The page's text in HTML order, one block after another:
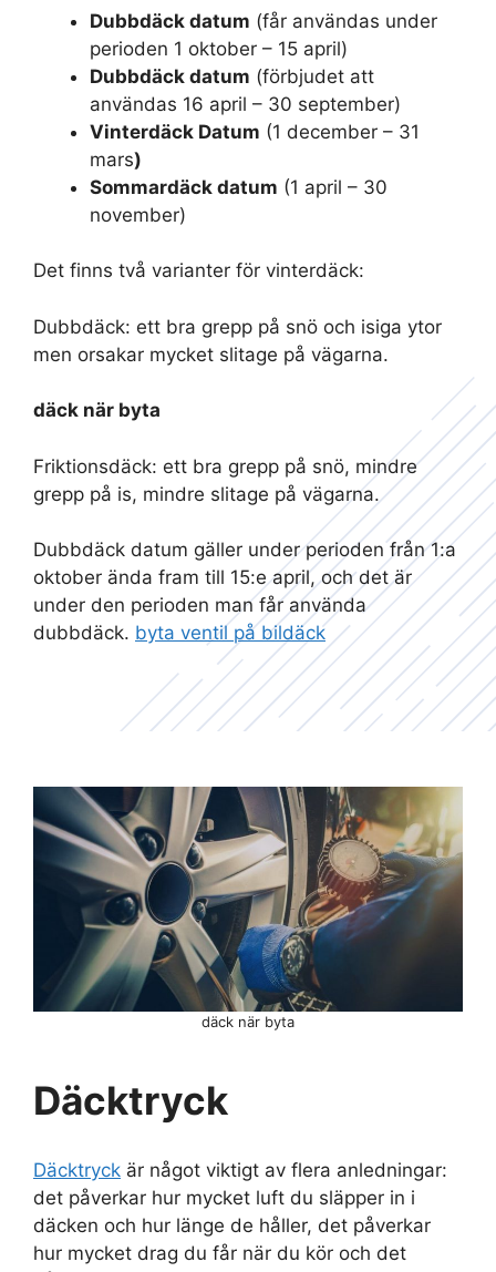
Dubbdäck datum (får användas under
perioden 1 oktober – 15 april)
Dubbdäck datum (förbjudet att
användas 16 april – 30 september)
Vinterdäck Datum (1 december – 31
mars)
Sommardäck datum (1 april – 30
november)
Det finns två varianter för vinterdäck:
Dubbdäck: ett bra grepp på snö och isiga ytor
men orsakar mycket slitage på vägarna.
däck när byta
Friktionsdäck: ett bra grepp på snö, mindre
grepp på is, mindre slitage på vägarna.
Dubbdäck datum gäller under perioden från 1:a
oktober ända fram till 15:e april, och det är
under den perioden man får använda
dubbdäck. byta ventil på bildäck
däck när byta
Däcktryck
Däcktryck är något viktigt av flera anledningar:
det påverkar hur mycket luft du släpper in i
däcken och hur länge de håller, det påverkar
hur mycket drag du får när du kör och det